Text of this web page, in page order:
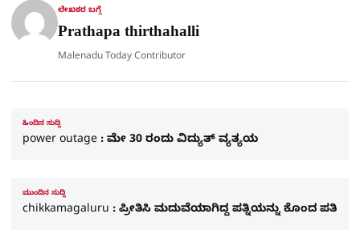
ಲೇಖಕರ ಬಗ್ಗೆ
Prathapa thirthahalli
Malenadu Today Contributor
ಹಿಂದಿನ ಸುದ್ದಿ
power outage : ಮೇ 30 ರಂದು ವಿದ್ಯುತ್ ವ್ಯತ್ಯಯ
ಮುಂದಿನ ಸುದ್ದಿ
chikkamagaluru : ಪ್ರೀತಿಸಿ ಮದುವೆಯಾಗಿದ್ದ ಪತ್ನಿಯನ್ನು ಕೊಂದ ಪತಿ